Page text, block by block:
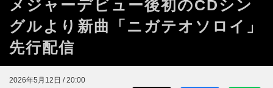
メジャーデビュー後初のCDシン
グルより新曲「ニガテオソロイ」
先行配信
2026年5月12日 / 20:00